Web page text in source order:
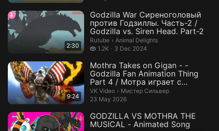
2:30
Godzilla War Сиреноголовый
против Годзиллы. Часть-2 /
Godzilla vs. Siren Head. Part-2
Rutube › Animal Delights.
Animal Delights
1.2K
1.2 thousand views
3 Dec 2024
9:24
Mothra Takes on Gigan - -
Godzilla Fan Animation Thing
Part 4 / Мотра играет с
Гайган...
VK Video › Мистер Сильвер.
Мистер Сильвер
23 May 2026
GODZILLA VS MOTHRA THE
MUSICAL - Animated Song